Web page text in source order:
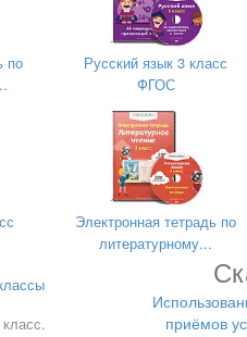
Алексеевна,
категории,
УВР МОУ СОШ № 13
категории
по
Русский язык 3 класс
ФГОС
Электронная тетрадь по
литературному...
приёмов